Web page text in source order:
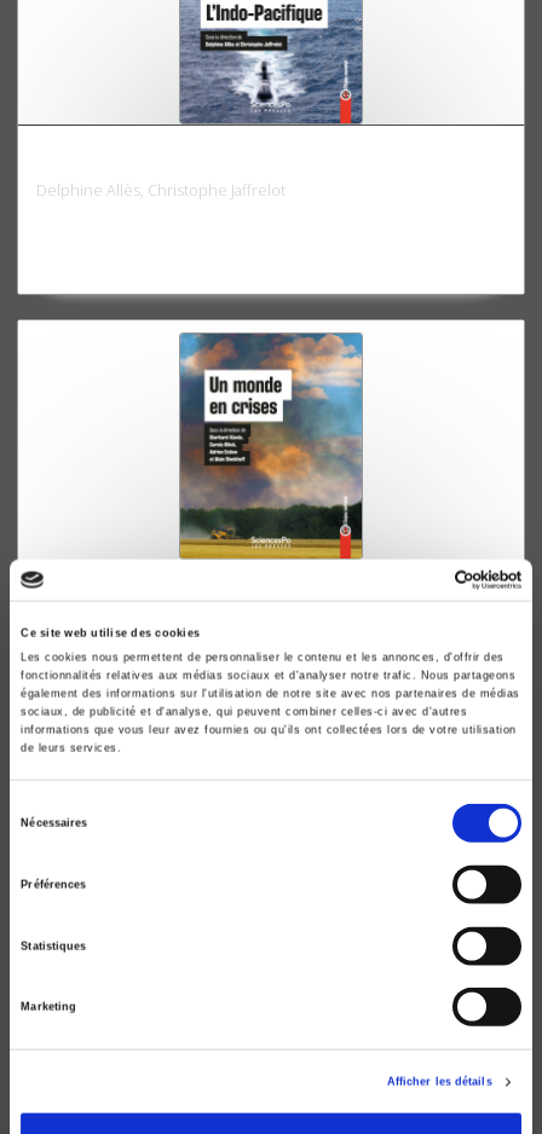
Ce site web utilise des cookies
Les cookies nous permettent de personnaliser le contenu et les annonces, d'offrir des
fonctionnalités relatives aux médias sociaux et d'analyser notre trafic. Nous partageons
également des informations sur l'utilisation de notre site avec nos partenaires de médias
sociaux, de publicité et d'analyse, qui peuvent combiner celles-ci avec d'autres
informations que vous leur avez fournies ou qu'ils ont collectées lors de votre utilisation
de leurs services.
Nécessaires
Préférences
Statistiques
Marketing
Afficher les détails
Delphine Allès, Christophe Jaffrelot
Un monde en crises
Eberhard Kienle, Carola Klöck